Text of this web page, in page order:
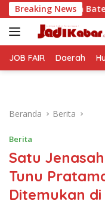
Langsung
ke
konten
Breaking News
7.000 mAh
JOB FAIR Daerah
Beranda Berita
Berita
Satu
Tunu
Ditemukan